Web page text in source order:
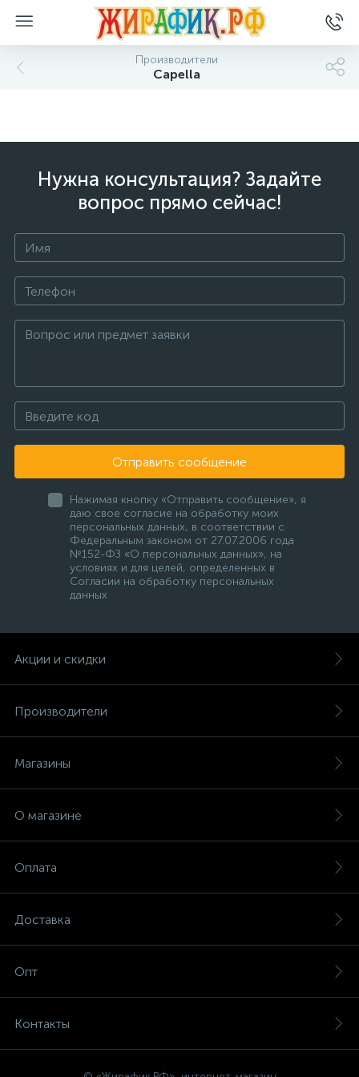
Производители
Capella
Нужна консультация? Задайте
вопрос прямо сейчас!
Отправить сообщение
Нажимая кнопку «Отправить сообщение», я
даю свое согласие на обработку моих
персональных данных, в соответствии с
Федеральным законом от 27.07.2006 года
№152-ФЗ «О персональных данных», на
условиях и для целей, определенных в
Согласии на обработку персональных
данных
Акции и скидки
Производители
Магазины
О магазине
Оплата
Доставка
Опт
Контакты